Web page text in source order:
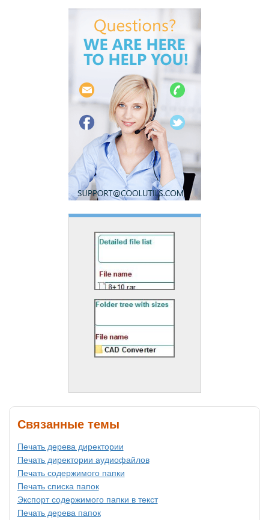
Связанные темы
Печать дерева директории
Печать директории аудиофайлов
Печать содержимого папки
Печать списка папок
Экспорт содержимого папки в текст
Печать дерева папок